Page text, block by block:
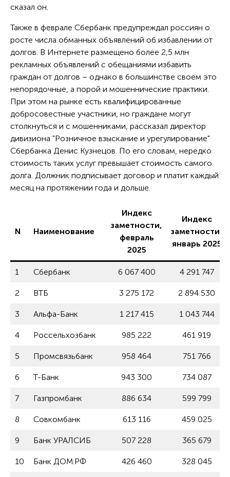
сказал он.
Также в феврале Сбербанк предупреждал россиян о
росте числа обманных объявлений об избавлении от
долгов. В Интернете размещено более 2,5 млн
рекламных объявлений с обещаниями избавить
граждан от долгов – однако в большинстве своем это
непорядочные, а порой и мошеннические практики.
При этом на рынке есть квалифицированные
добросовестные участники, но граждане могут
столкнуться и с мошенниками, рассказал директор
дивизиона "Розничное взыскание и урегулирование"
Сбербанка Денис Кузнецов. По его словам, нередко
стоимость таких услуг превышает стоимость самого
долга. Должник подписывает договор и платит каждый
месяц на протяжении года и дольше.
N Наименование
Индекс
заметности,
февраль
2025
Индекс
заметности,
январь 2025
1 Сбербанк 6 067 400 4 291 747
2 ВТБ 3 275 172 2 894 530
3 Альфа-Банк 1 217 415 1 043 744
4 Россельхозбанк 985 222 461 919
5 Промсвязьбанк 958 464 751 766
6 Т-Банк 943 300 734 087
7 Газпромбанк 886 634 599 799
8 Совкомбанк 613 116 459 025
9 Банк УРАЛСИБ 507 228 365 679
10 Банк ДОМ.РФ 426 460 328 045